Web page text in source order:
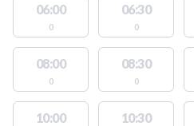
06:00
0
06:30
0
08:00
0
08:30
0
10:00 10:30